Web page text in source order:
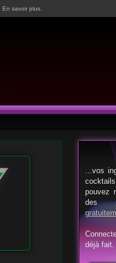
En savoir plus.
...vos
pouvez
des
déjà fait.